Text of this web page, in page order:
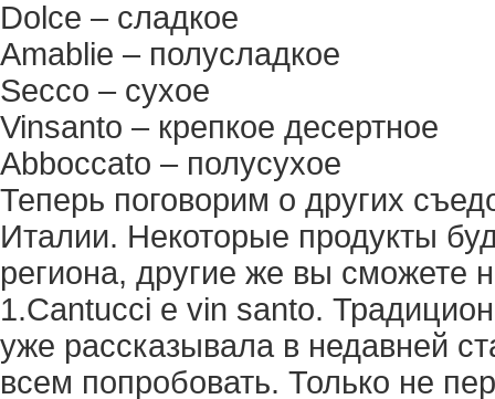
Dolce – сладкое
Amablie – полусладкое
Secco – сухое
Vinsanto – крепкое десертное
Abboccato – полусухое
Теперь поговорим о других
Италии. Некоторые продукты
региона, другие же вы сможете
1.Cantucci e vin santo.
уже рассказывала в недавней
всем попробовать. Только не